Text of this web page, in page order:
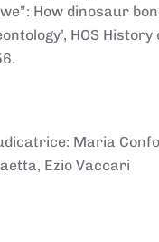
How dinosaur
HOS History
Maria
Ezio Vaccari